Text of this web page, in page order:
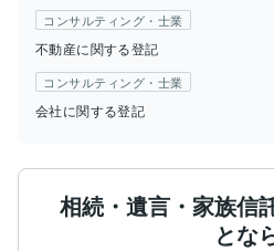
コンサルティング・士業
不動産に関する登記
コンサルティング・士業
会社に関する登記
相続・遺言・家族信
とな